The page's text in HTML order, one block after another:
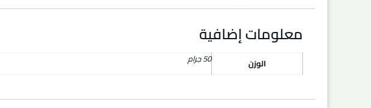
معلومات إضافية
الوزن 50 جرام